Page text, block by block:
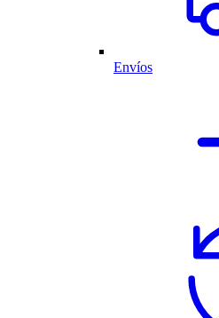
Envíos